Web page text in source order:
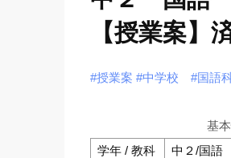
【授業案
#授業案 #中学校 #国語
基
学年 / 教科
中２/国語